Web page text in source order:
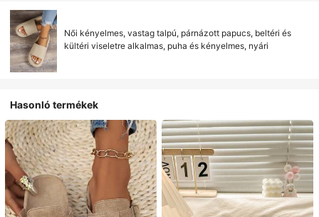
Női kényelmes, vastag talpú, párnázott papucs, beltéri és
kültéri viseletre alkalmas, puha és kényelmes, nyári
Hasonló termékek